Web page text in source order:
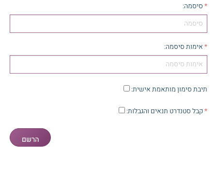
*סיסמה:
*אימות סיסמה:
תיבת סימון מותאמת אישית:
*קבל סטנדרט תנאים והגבלות: